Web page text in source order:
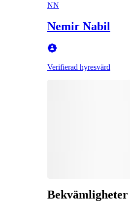
NN
Nemir Nabil
Verifierad hyresvärd
Bekvämligheter